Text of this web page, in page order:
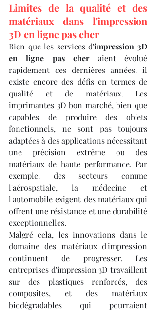
Limites de la qualité et des
matériaux dans l'impression
3D en ligne pas cher
Bien que les services d'impression 3D
en ligne pas cher aient évolué
rapidement ces dernières années, il
existe encore des défis en termes de
qualité et de matériaux. Les
imprimantes 3D bon marché, bien que
capables de produire des objets
fonctionnels, ne sont pas toujours
adaptées à des applications nécessitant
une précision extrême ou des
matériaux de haute performance. Par
exemple, des secteurs comme
l'aérospatiale, la médecine et
l'automobile exigent des matériaux qui
offrent une résistance et une durabilité
exceptionnelles.
Malgré cela, les innovations dans le
domaine des matériaux d'impression
continuent de progresser. Les
entreprises d'impression 3D travaillent
sur des plastiques renforcés, des
composites, et des matériaux
biodégradables qui pourraient